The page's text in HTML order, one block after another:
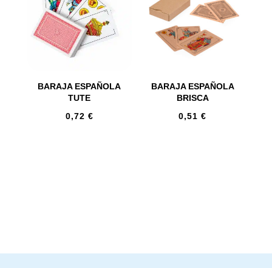
BARAJA ESPAÑOLA
TUTE
0,72 €
BARAJA ESPAÑOLA
BRISCA
0,51€